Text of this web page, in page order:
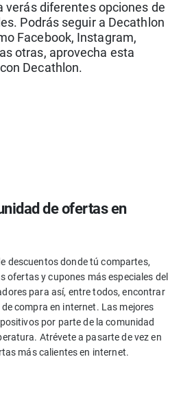
verás diferentes opciones de
Podrás seguir a Decathlon
Facebook, Instagram,
otras, aprovecha esta
Decathlon.
de ofertas en
descuentos donde tú compartes,
ofertas y cupones más especiales del
para así, entre todos, encontrar
compra en internet. Las mejores
por parte de la comunidad
Atrévete a pasarte de vez en
más calientes en internet.